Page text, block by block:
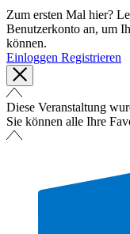
Zum ersten Mal hier?
Benutzerkonto an, um
können.
Einloggen Registrieren
Diese Veranstaltung
Sie können alle Ihre